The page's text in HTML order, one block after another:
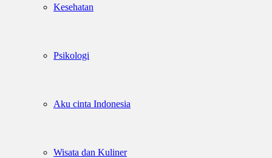
Kesehatan
Psikologi
Aku cinta Indonesia
Wisata dan Kuliner